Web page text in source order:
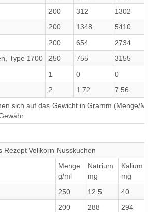
200 312
1302
200 1348
5410
200 654
2734
Type 1700
250 755
3155
1 0
0
2 1.72
7.56
sich auf das Gewicht in Gramm (Menge/
Rezept Vollkorn-Nusskuchen
Menge
g/ml
Natrium
mg
Kalium
mg
250 12.5 40
200 288 294